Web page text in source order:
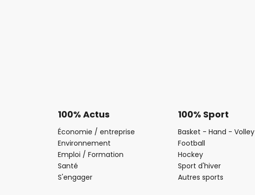
100% Actus
Économie / entreprise
Environnement
Emploi / Formation
Santé
S'engager
100% Sport
Basket - Hand - Volley
Football
Hockey
Sport d'hiver
Autres sports